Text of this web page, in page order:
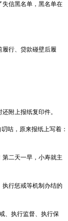
失信黑名单，黑名单在
行、贷款碰壁后履
附上报纸复印件。
咕，原来报纸上写着：
二天一早，小寿就主
行惩戒等机制办结的
、执行监督、执行保